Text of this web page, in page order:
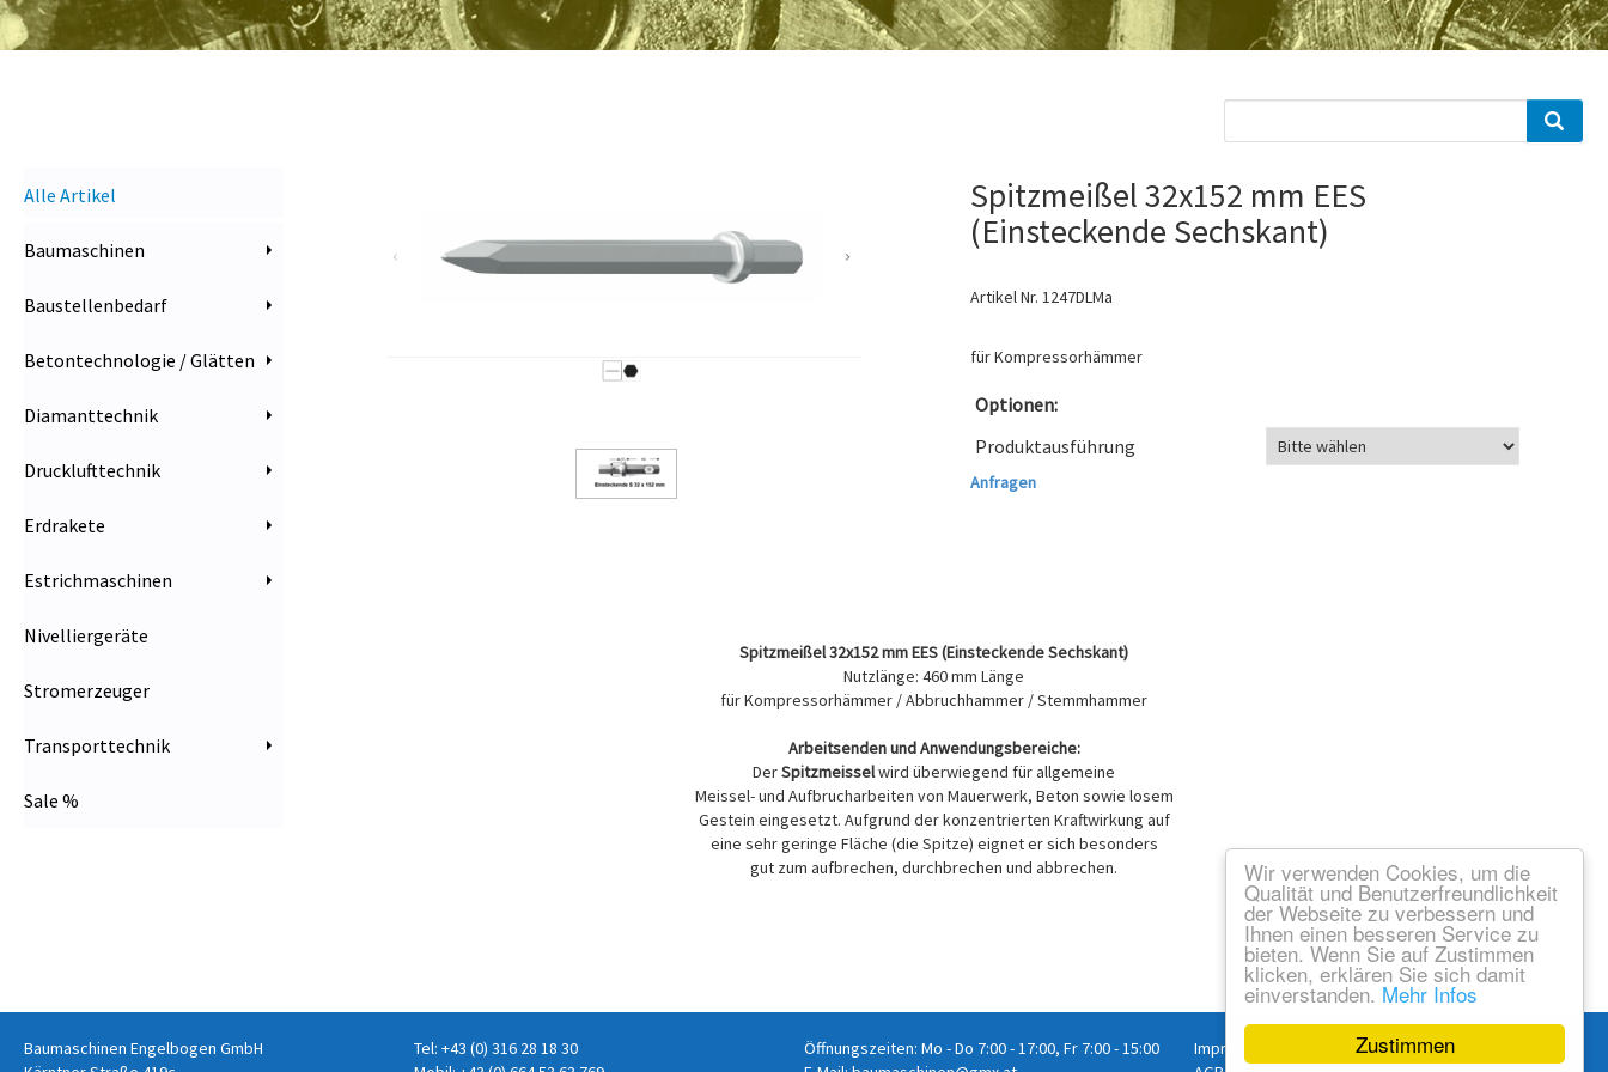
Zustimmen
Wir verwenden Cookies, um die
Qualität und Benutzerfreundlichkeit
der Webseite zu verbessern und
Ihnen einen besseren Service zu
bieten. Wenn Sie auf Zustimmen
klicken, erklären Sie sich damit
einverstanden. Mehr Infos
Alle Artikel
Baumaschinen
Baustellenbedarf
Betontechnologie / Glätten
Diamanttechnik
Drucklufttechnik
Erdrakete
Estrichmaschinen
Nivelliergeräte
Stromerzeuger
Transporttechnik
Sale %
Spitzmeißel 32x152 mm EES
(Einsteckende Sechskant)
Artikel Nr. 1247DLMa
für Kompressorhämmer
Optionen:
Produktausführung
Anfragen
Spitzmeißel 32x152 mm EES (Einsteckende Sechskant)
Nutzlänge: 460 mm Länge
für Kompressorhämmer / Abbruchhammer / Stemmhammer
Arbeitsenden und Anwendungsbereiche:
DerSpitzmeisselwird überwiegend für allgemeine
Meissel- und Aufbrucharbeiten von Mauerwerk, Beton sowie losem
Gestein eingesetzt. Aufgrund der konzentrierten Kraftwirkung auf
eine sehr geringe Fläche (die Spitze) eignet er sich besonders
gut zum aufbrechen, durchbrechen und abbrechen.
Baumaschinen Engelbogen GmbH
Tel: +43 (0) 316 28 18 30
Öffnungszeiten: Mo - Do 7:00 - 17:00, Fr 7:00 - 15:00
Impressum
Datenschutz